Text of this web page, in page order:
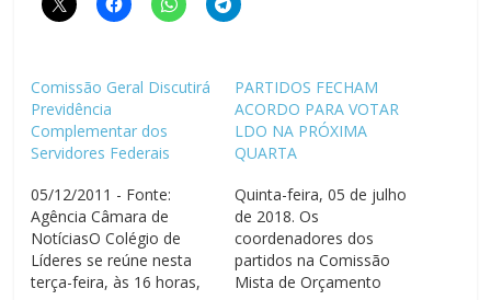
Comissão Geral Discutirá
Previdência
Complementar dos
Servidores Federais
05/12/2011 - Fonte:
Agência Câmara de
NotíciasO Colégio de
Líderes se reúne nesta
terça-feira, às 16 horas,
PARTIDOS FECHAM
ACORDO PARA VOTAR
LDO NA PRÓXIMA
QUARTA
Quinta-feira, 05 de julho
de 2018. Os
coordenadores dos
partidos na Comissão
Mista de Orçamento